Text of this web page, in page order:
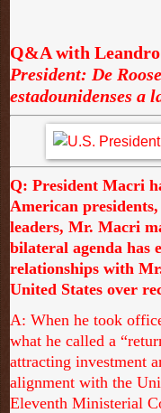
Q&A with
President: De
estadounidenses a
Q: President Macri
American
leaders, Mr. Macri
bilateral agenda has
relationships with
United States over
A: When he took
what he called a
attracting investment
alignment with the
Eleventh Ministerial